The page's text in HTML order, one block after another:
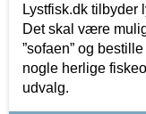
Lystfisk.dk tilbyder
Det skal være
”sofaen” og
nogle herlige
udvalg.